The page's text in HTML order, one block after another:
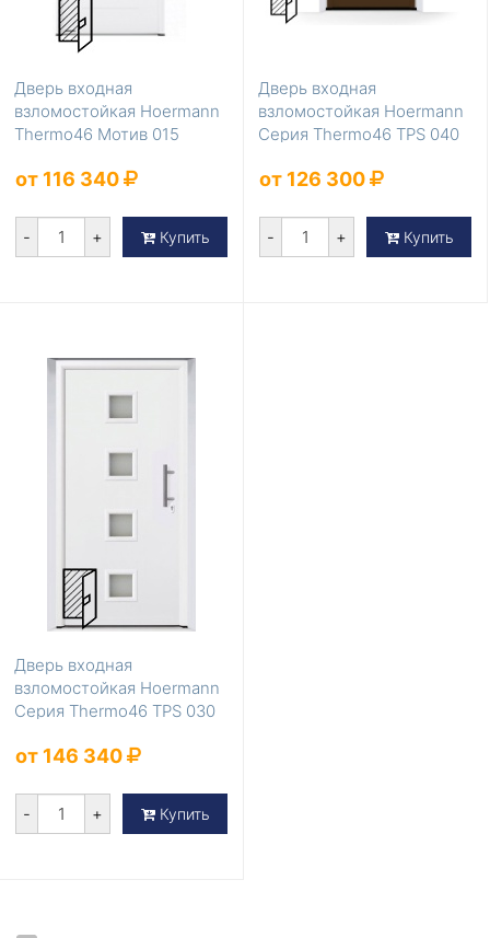
Дверь входная
взломостойкая Hoermann
Thermo46 Мотив 015
от 116 340
- + Купить
Дверь входная
взломостойкая Hoermann
Серия Thermo46 TPS 040
от 126 300
- + Купить
Дверь входная
взломостойкая Hoermann
Серия Thermo46 TPS 030
от 146 340
- + Купить